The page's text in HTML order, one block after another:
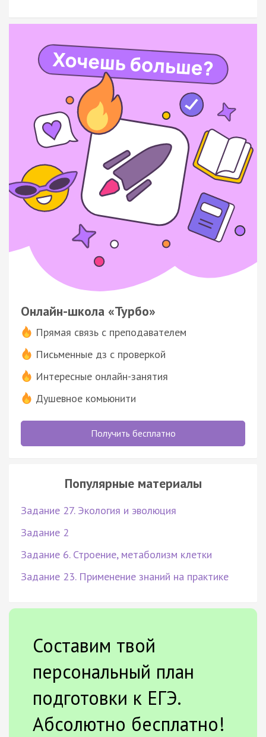
Онлайн-школа «Турбо»
Прямая связь с преподавателем
Письменные дз с проверкой
Интересные онлайн-занятия
Душевное комьюнити
Получить бесплатно
Популярные материалы
Задание 27. Экология и эволюция
Задание 2
Задание 6. Строение, метаболизм клетки
Задание 23. Применение знаний на практике
Составим твой
персональный план
подготовки к ЕГЭ.
Абсолютно бесплатно!